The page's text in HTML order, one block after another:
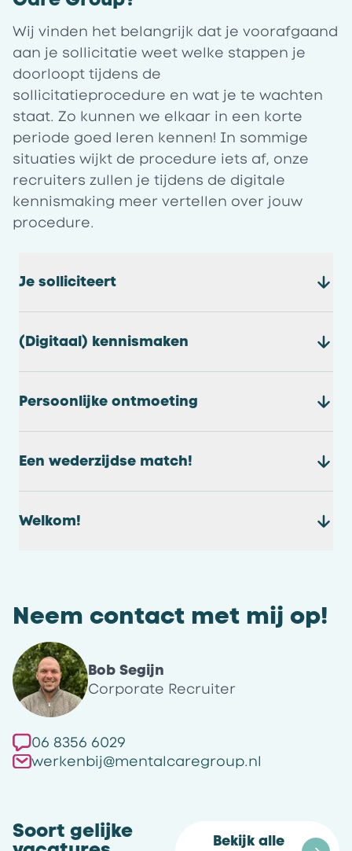
Wij vinden het belangrijk dat je voorafgaand
aan je sollicitatie weet welke stappen je
doorloopt tijdens de
sollicitatieprocedure en wat je te wachten
staat. Zo kunnen we elkaar in een korte
periode goed leren kennen! In sommige
situaties wijkt de procedure iets af, onze
recruiters zullen je tijdens de digitale
kennismaking meer vertellen over jouw
procedure.
Je solliciteert
(Digitaal) kennismaken
Persoonlijke ontmoeting
Een wederzijdse match!
Welkom!
Neem contact met mij op!
Bob Segijn
Corporate Recruiter
06 8356 6029
werkenbij@mentalcaregroup.nl
Soort gelijke
Bekijk alle